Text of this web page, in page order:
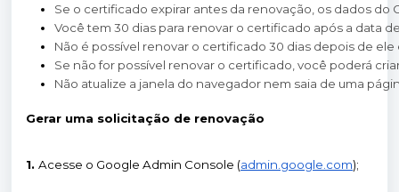
Se o certificado expirar antes da renovação, os dados do
Você tem 30 dias para renovar o certificado após a data
Não é possível renovar o certificado 30 dias depois de
Se não for possível renovar o certificado, você poderá
Não atualize a janela do navegador nem saia de uma
Gerar uma solicitação de renovação
1. Acesse o Google Admin Console (admin.google.com);